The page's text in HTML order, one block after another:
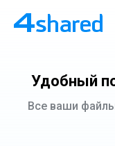
Удобный
Все ваши